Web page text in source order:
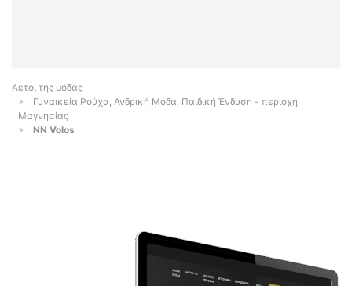
Αετοί της μόδας
Γυναικεία Ρούχα, Ανδρική Μόδα, Παιδική Ένδυση - περιοχή
Μαγνησίας
NN Volos